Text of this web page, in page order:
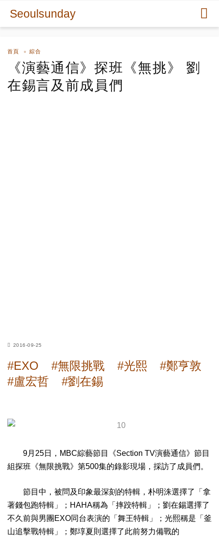
Seoulsunday
首頁 綜合
《演藝通信》探班《無挑》 劉
在錫言及前成員們
2016-09-25
#EXO #無限挑戰 #光熙
#鄭亨敦
#盧宏哲
#劉在錫
9月25日，MBC綜藝節目《Section TV演藝通信》節目
組探班《無限挑戰》第500集的錄影現場，採訪了成員們。
節目中，被問及印象最深刻的特輯，朴明洙選擇了「拿
著錢包跑特輯」；HAHA稱為「摔跤特輯」；劉在錫選擇了
不久前與男團EXO同台表演的「舞王特輯」；光熙稱是「釜
山追擊戰特輯」；鄭埻夏則選擇了此前努力備戰的